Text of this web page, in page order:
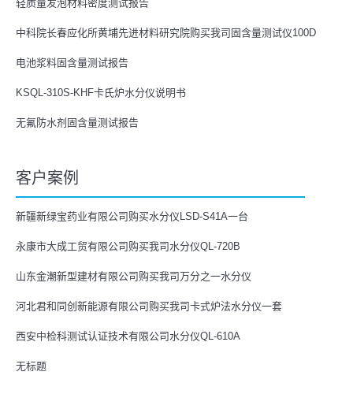
轻质量发泡材料密度测试报告
中科院长春应化所黄埔先进材料研究院购买我司固含量测试仪100D
电池浆料固含量测试报告
KSQL-310S-KHF卡氏炉水分仪说明书
无氟防水剂固含量测试报告
客户案例
新疆新绿宝药业有限公司购买水分仪LSD-S41A一台
永康市大成工贸有限公司购买我司水分仪QL-720B
山东金潮新型建材有限公司购买我司万分之一水分仪
河北君和同创新能源有限公司购买我司卡式炉法水分仪一套
西安中检科测试认证技术有限公司水分仪QL-610A
无标题